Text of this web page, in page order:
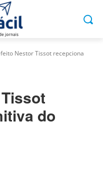
Nestor Tissot recepciona
do